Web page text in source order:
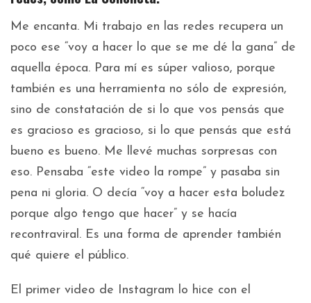
Me encanta. Mi trabajo en las redes recupera un
poco ese “voy a hacer lo que se me dé la gana” de
aquella época. Para mí es súper valioso, porque
también es una herramienta no sólo de expresión,
sino de constatación de si lo que vos pensás que
es gracioso es gracioso, si lo que pensás que está
bueno es bueno. Me llevé muchas sorpresas con
eso. Pensaba “este video la rompe” y pasaba sin
pena ni gloria. O decía “voy a hacer esta boludez
porque algo tengo que hacer” y se hacía
recontraviral. Es una forma de aprender también
qué quiere el público.
El primer video de Instagram lo hice con el